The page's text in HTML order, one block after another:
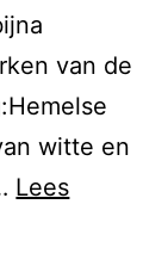
van de
witte en
Lees